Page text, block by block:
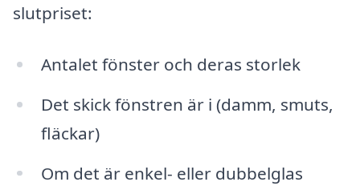
slutpriset:
Antalet fönster och deras storlek
Det skick fönstren är i (damm, smuts,
fläckar)
Om det är enkel- eller dubbelglas